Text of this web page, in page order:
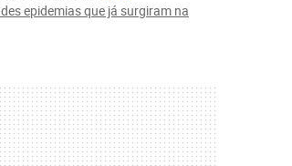
epidemias que já surgiram na